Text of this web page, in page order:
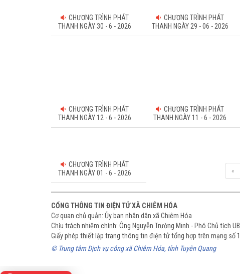
CHƯƠNG TRÌNH PHÁT
THANH NGÀY 30 - 6 - 2026
CHƯƠNG TRÌNH PHÁT
THANH NGÀY 29 - 06 - 2026
CHƯƠNG TRÌNH PHÁT
THANH NGÀY 12 - 6 - 2026
CHƯƠNG TRÌNH PHÁT
THANH NGÀY 11 - 6 - 2026
CHƯƠNG TRÌNH PHÁT
THANH NGÀY 01 - 6 - 2026
«
CỔNG THÔNG TIN ĐIỆN TỬ XÃ CHIÊM HÓA
Cơ quan chủ quản: Ủy ban nhân dân xã Chiêm Hóa
Chịu trách nhiệm chính: Ông Nguyễn Trường Minh - Phó Chủ tịch
Giấy phép thiết lập trang thông tin điện tử tổng hợp trên mạng số
© Trung tâm Dịch vụ công xã Chiêm Hóa, tỉnh Tuyên Quang